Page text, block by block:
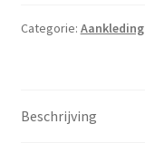
Categorie: Aankleding
Beschrijving